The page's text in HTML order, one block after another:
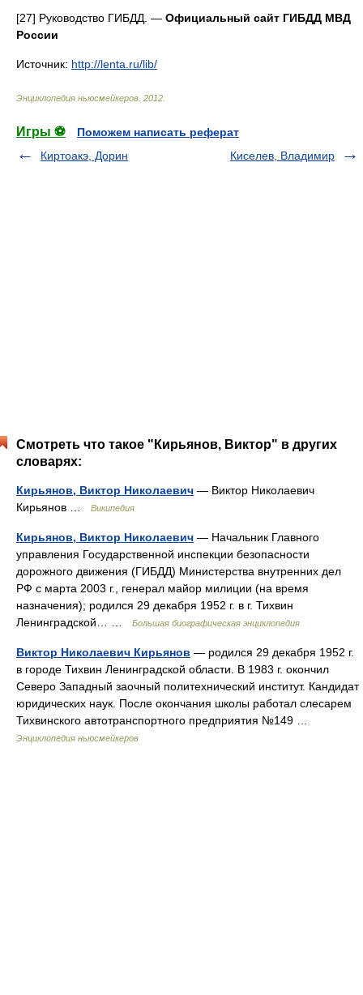
[27] Руководство ГИБДД. — Официальный сайт ГИБДД МВД
России
Источник: http://lenta.ru/lib/
Энциклопедия ньюсмейкеров 2012
Игры ⚽
Поможем написать реферат
Киртоакэ, Дорин
Киселев, Владимир
Смотреть что такое "Кирьянов, Виктор" в других
словарях:
Кирьянов, Виктор Николаевич — Виктор Николаевич
Кирьянов …
Википедия
Кирьянов, Виктор Николаевич — Начальник Главного
управления Государственной инспекции безопасности
дорожного движения (ГИБДД) Министерства внутренних дел
РФ с марта 2003 г., генерал майор милиции (на время
назначения); родился 29 декабря 1952 г. в г. Тихвин
Ленинградской… …
Большая биографическая энциклопедия
Виктор Николаевич Кирьянов — родился 29 декабря 1952 г.
в городе Тихвин Ленинградской области. В 1983 г. окончил
Северо Западный заочный политехнический институт. Кандидат
юридических наук. После окончания школы работал слесарем
Тихвинского автотранспортного предприятия №149 …
Энциклопедия ньюсмейкеров